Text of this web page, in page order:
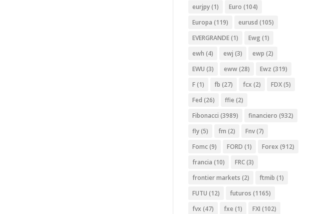
eurjpy(1) Euro (104)
Europa (119) eurusd (105)
EVERGRANDE(1) Ewg (1)
ewh (4) ewj (3) ewp (2)
EWU (3) eww(28) Ewz (319)
F(1) fb (27) fcx (2) FDX(5)
Fed (26) ffie (2)
Fibonacci (3989) financiero (932)
fly(5) fm (2) Fnv(7)
Fomc(9) FORD (1) Forex (912)
francia (10) FRC(3)
frontier markets (2) ftmib (1)
FUTU (12) futuros (1165)
fvx (47) fxe (1) FXI (102)